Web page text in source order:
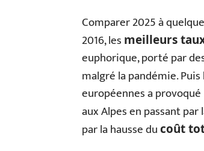
Comparer 2025 à
2016, les meilleurs
euphorique, porté par
malgré la pandémie.
européennes a
aux Alpes en passant par
par la hausse ducoût